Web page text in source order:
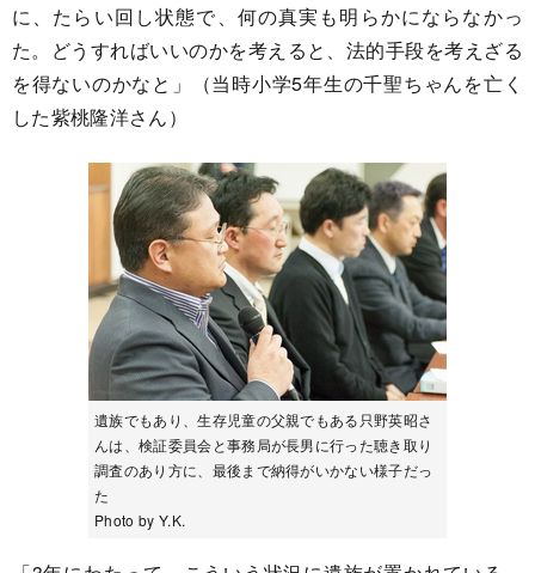
に、たらい回し状態で、何の真実も明らかにならなかっ
た。どうすればいいのかを考えると、法的手段を考えざる
を得ないのかなと」（当時小学5年生の千聖ちゃんを亡く
した紫桃隆洋さん）
遺族でもあり、生存児童の父親でもある只野英昭さ
んは、検証委員会と事務局が長男に行った聴き取り
調査のあり方に、最後まで納得がいかない様子だっ
た
Photo by Y.K.